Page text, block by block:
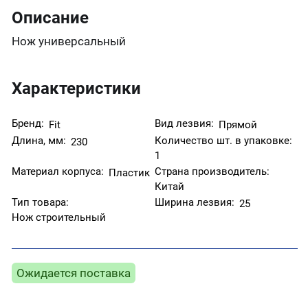
Описание
Нож универсальный
Характеристики
Бренд: Fit Вид лезвия: Прямой
Длина, мм: 230
Количество шт. в упаковке:
1
Материал корпуса: Пластик Страна производитель:
Китай
Тип товара:
Нож строительный
Ширина лезвия: 25
Ожидается поставка